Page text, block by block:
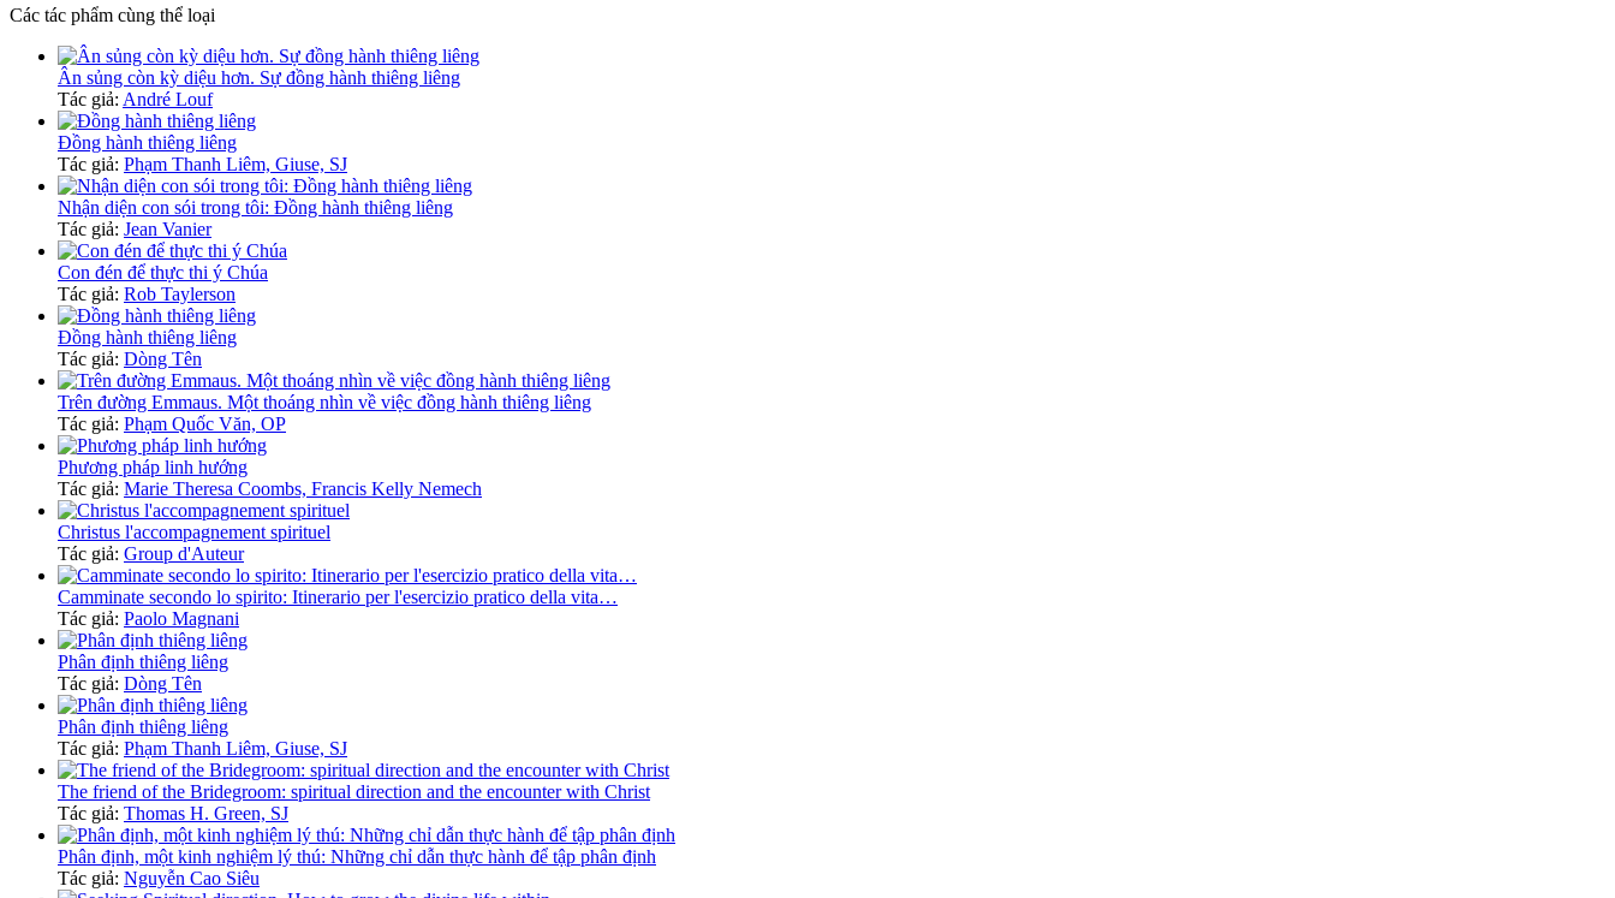
Các tác phẩm cùng thể loại
Ân sủng còn kỳ diệu hơn. Sự đồng hành thiêng liêng
Tác giả: André Louf
Đồng hành thiêng liêng
Tác giả: Phạm Thanh Liêm, Giuse, SJ
Nhận diện con sói trong tôi: Đồng hành thiêng liêng
Tác giả: Jean Vanier
Con đén để thực thi ý Chúa
Tác giả: Rob Taylerson
Đồng hành thiêng liêng
Tác giả: Dòng Tên
Trên đường Emmaus. Một thoáng nhìn về việc đồng hành thiêng liêng
Tác giả: Phạm Quốc Văn, OP
Phương pháp linh hướng
Tác giả: Marie Theresa Coombs, Francis Kelly Nemech
Christus l'accompagnement spirituel
Tác giả: Group d'Auteur
Camminate secondo lo spirito: Itinerario per l'esercizio pratico della vita…
Tác giả: Paolo Magnani
Phân định thiêng liêng
Tác giả: Dòng Tên
Phân định thiêng liêng
Tác giả: Phạm Thanh Liêm, Giuse, SJ
The friend of the Bridegroom: spiritual direction and the encounter with Christ
Tác giả: Thomas H. Green, SJ
Phân định, một kinh nghiệm lý thú: Những chỉ dẫn thực hành để tập phân định
Tác giả: Nguyễn Cao Siêu